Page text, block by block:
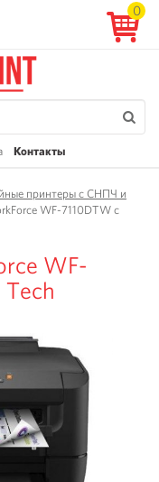
0
Контакты
принтеры с СНПЧ и
WF-7110DTW с
WF-